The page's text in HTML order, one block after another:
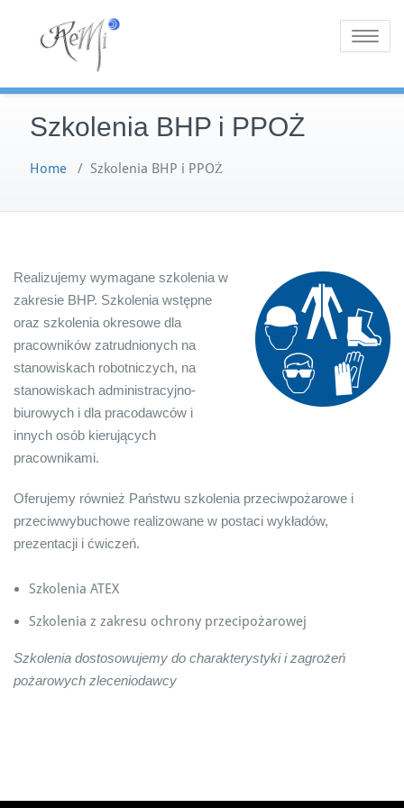
Szkolenia i
Szkolenia i usługi BHP i
PPOŻ na terenie całej
Toggle
Szkolenia BHP i PPOŻ
Home / Szkolenia BHP i PPOŻ
Realizujemy wymagane szkolenia w
zakresie BHP. Szkolenia wstępne
oraz szkolenia okresowe dla
pracowników zatrudnionych na
stanowiskach robotniczych, na
stanowiskach administracyjno-
biurowych i dla pracodawców i
innych osób kierujących
pracownikami.
Oferujemy również Państwu szkolenia przeciwpożarowe i
przeciwwybuchowe realizowane w postaci wykładów,
prezentacji i ćwiczeń.
Szkolenia ATEX
Szkolenia z zakresu ochrony przecipożarowej
Szkolenia dostosowujemy do charakterystyki i zagrożeń
pożarowych zleceniodawcy